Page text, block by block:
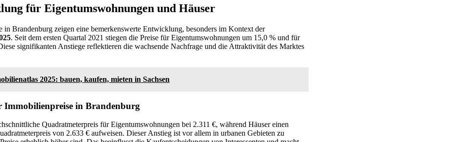
für Eigentumswohnungen und Häuser
in Brandenburg zeigen eine bemerkenswerte Entwicklung, besonders im Kontext der
. Seit dem ersten Quartal 2021 stiegen die Preise für Eigentumswohnungen um 15,0 % und für
signifikanten Anstiege reflektieren die wachsende Nachfrage und die Attraktivität des Marktes
2025: bauen, kaufen, mieten in Sachsen
Immobilienpreise in Brandenburg
Quadratmeterpreis für Eigentumswohnungen bei 2.311 €, während Häuser einen
von 2.633 € aufweisen. Dieser Anstieg ist vor allem in urbanen Gebieten zu